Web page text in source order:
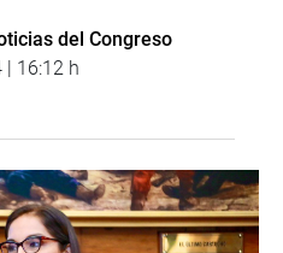
del Congreso
| 16:12 h